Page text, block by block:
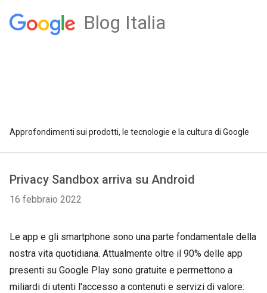
Blog Italia
Approfondimenti sui prodotti, le tecnologie e la cultura di Google
Privacy Sandbox arriva su Android
16 febbraio 2022
Le app e gli smartphone sono una parte fondamentale della
nostra vita quotidiana. Attualmente oltre il 90% delle app
presenti su Google Play sono gratuite e permettono a
miliardi di utenti l'accesso a contenuti e servizi di valore: